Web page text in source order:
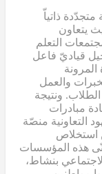
ذاتياّ
يتعاون
التعلم
جيل قياديّ فاعل
والعمل
ونتيجة
مبادرات
التعاونية منصّة
استخلاص
هذه المؤسسات
بنشاط،